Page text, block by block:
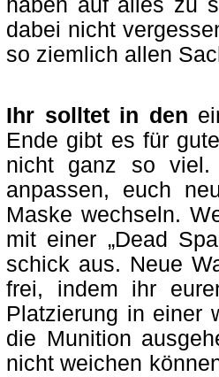
haben auf alles zu
dabei nicht
so ziemlich allen
Ihr solltet in den
Ende gibt es für
nicht ganz so
anpassen, euch
Maske wechseln.
mit einer „Dead
schick aus. Neue
frei, indem ihr
Platzierung in einer
die Munition
nicht weichen